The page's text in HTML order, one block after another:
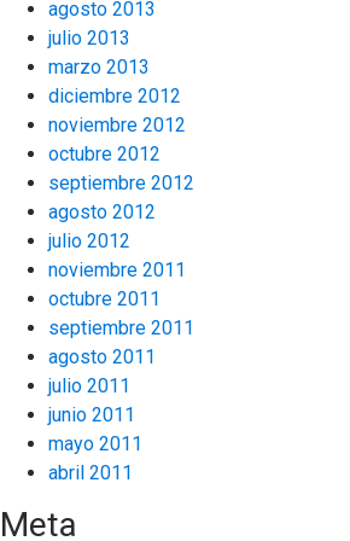
agosto 2013
julio 2013
marzo 2013
diciembre 2012
noviembre 2012
octubre 2012
septiembre 2012
agosto 2012
julio 2012
noviembre 2011
octubre 2011
septiembre 2011
agosto 2011
julio 2011
junio 2011
mayo 2011
abril 2011
Meta